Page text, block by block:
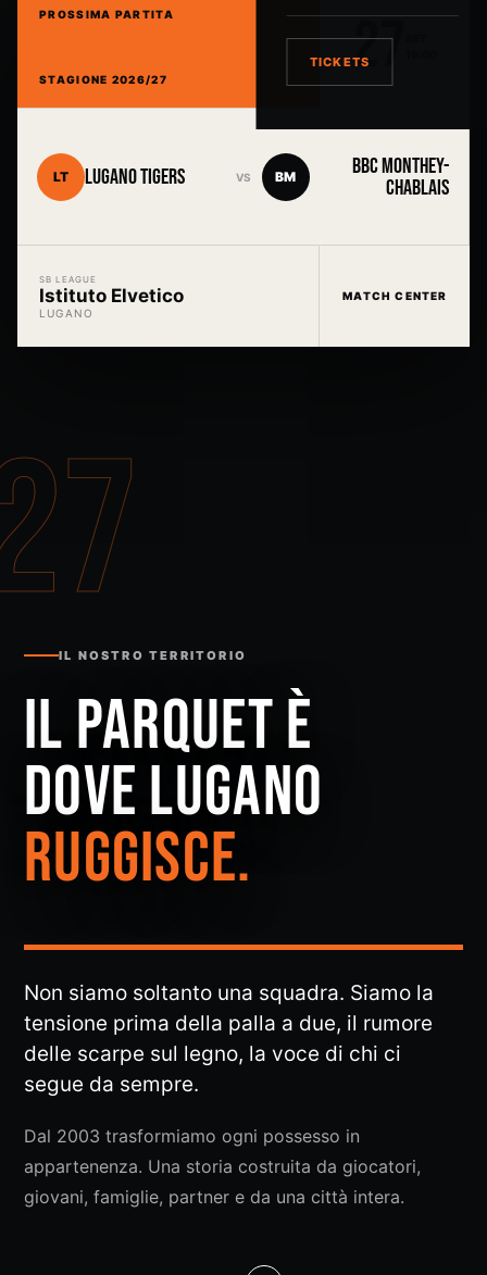
TICKETS
PROSSIMA PARTITA
STAGIONE 2026/27 27
LT LUGANO TIGERS VS BM
BBC MONTHEY-
CHABLAIS
SB LEAGUE
Istituto Elvetico
LUGANO
MATCH CENTER
IL NOSTRO TERRITORIO
IL PARQUET È
DOVE LUGANO
RUGGISCE.
Non siamo soltanto una squadra. Siamo la
tensione prima della palla a due, il rumore
delle scarpe sul legno, la voce di chi ci
segue da sempre.
Dal 2003 trasformiamo ogni possesso in
appartenenza. Una storia costruita da giocatori,
giovani, famiglie, partner e da una città intera.